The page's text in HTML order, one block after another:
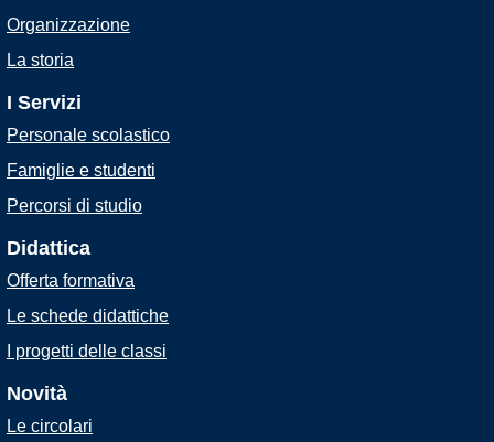
Organizzazione
La storia
I Servizi
Personale scolastico
Famiglie e studenti
Percorsi di studio
Didattica
Offerta formativa
Le schede didattiche
I progetti delle classi
Novità
Le circolari